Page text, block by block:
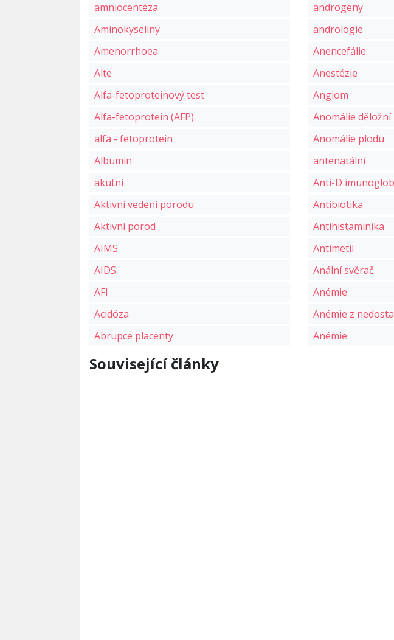
amniocentéza
Aminokyseliny
Amenorrhoea
Alte
Alfa-fetoproteinový test
Alfa-fetoprotein (AFP)
alfa - fetoprotein
Albumin
akutní
Aktivní vedení porodu
Aktivní porod
AIMS
AIDS
AFI
Acidóza
Abrupce placenty
androgeny
andrologie
Anencefálie:
Anestézie
Angiom
Anomálie děložní
Anomálie plodu
antenatální
Anti-D
Antibiotika
Antihistaminika
Antimetil
Anální svěrač
Anémie
Anémie z
Anémie:
Související články